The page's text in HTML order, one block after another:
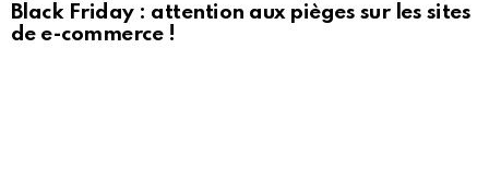
Black Friday : attention aux pièges sur les sites
de e-commerce !